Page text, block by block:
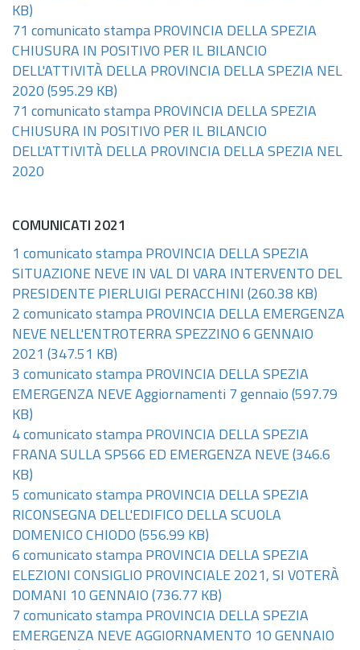
KB)
71 comunicato stampa PROVINCIA DELLA SPEZIA
CHIUSURA IN POSITIVO PER IL BILANCIO
DELL'ATTIVITÀ DELLA PROVINCIA DELLA SPEZIA NEL
2020 (595.29 KB)
71 comunicato stampa PROVINCIA DELLA SPEZIA
CHIUSURA IN POSITIVO PER IL BILANCIO
DELL'ATTIVITÀ DELLA PROVINCIA DELLA SPEZIA NEL
2020
COMUNICATI 2021
1 comunicato stampa PROVINCIA DELLA SPEZIA
SITUAZIONE NEVE IN VAL DI VARA INTERVENTO DEL
PRESIDENTE PIERLUIGI PERACCHINI (260.38 KB)
2 comunicato stampa PROVINCIA DELLA EMERGENZA
NEVE NELL'ENTROTERRA SPEZZINO 6 GENNAIO
2021 (347.51 KB)
3 comunicato stampa PROVINCIA DELLA SPEZIA
EMERGENZA NEVE Aggiornamenti 7 gennaio (597.79
KB)
4 comunicato stampa PROVINCIA DELLA SPEZIA
FRANA SULLA SP566 ED EMERGENZA NEVE (346.6
KB)
5 comunicato stampa PROVINCIA DELLA SPEZIA
RICONSEGNA DELL'EDIFICO DELLA SCUOLA
DOMENICO CHIODO (556.99 KB)
6 comunicato stampa PROVINCIA DELLA SPEZIA
ELEZIONI CONSIGLIO PROVINCIALE 2021, SI VOTERÀ
DOMANI 10 GENNAIO (736.77 KB)
7 comunicato stampa PROVINCIA DELLA SPEZIA
EMERGENZA NEVE AGGIORNAMENTO 1O GENNAIO